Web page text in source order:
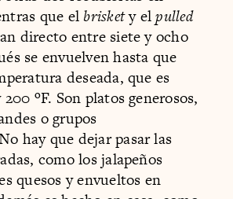
que elbriskety elpulled
directo entre siete y ocho
se envuelven hasta que
deseada, que es
ºF. Son platos generosos,
o grupos
hay que dejar pasar las
como los jalapeños
quesos y envueltos en